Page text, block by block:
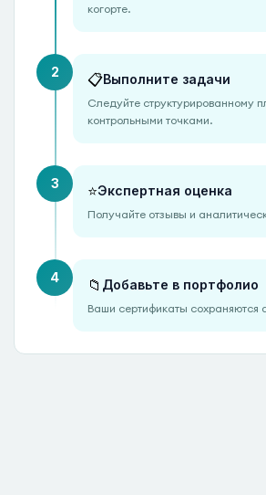
когорте.
2 📋Выполните задачи
Следуйте структурированному
контрольными точками.
3 ⭐Экспертная оценка
Получайте отзывы и
4 📁 Добавьте в портфолио
Ваши сертификаты сохраняются